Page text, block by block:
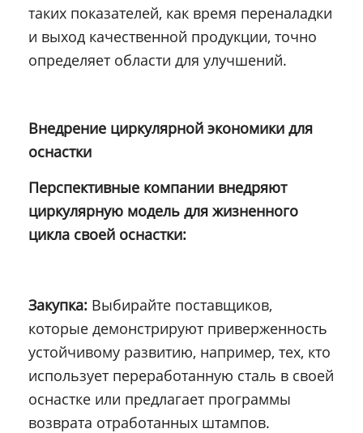
таких показателей, как время переналадки
и выход качественной продукции, точно
определяет области для улучшений.
Внедрение циркулярной экономики для
оснастки
Перспективные компании внедряют
циркулярную модель для жизненного
цикла своей оснастки:
Закупка: Выбирайте поставщиков,
которые демонстрируют приверженность
устойчивому развитию, например, тех, кто
использует переработанную сталь в своей
оснастке или предлагает программы
возврата отработанных штампов.